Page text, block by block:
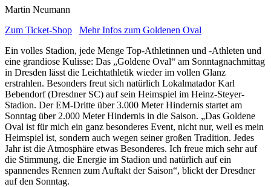
Martin Neumann
Zum Ticket-Shop
Mehr Infos zum Goldenen Oval
Ein volles Stadion, jede Menge Top-Athletinnen und -Athleten und
eine grandiose Kulisse: Das „Goldene Oval“ am Sonntagnachmittag
in Dresden lässt die Leichtathletik wieder im vollen Glanz
erstrahlen. Besonders freut sich natürlich Lokalmatador Karl
Bebendorf (Dresdner SC) auf sein Heimspiel im Heinz-Steyer-
Stadion. Der EM-Dritte über 3.000 Meter Hindernis startet am
Sonntag über 2.000 Meter Hindernis in die Saison. „Das Goldene
Oval ist für mich ein ganz besonderes Event, nicht nur, weil es mein
Heimspiel ist, sondern auch wegen seiner großen Tradition. Jedes
Jahr ist die Atmosphäre etwas Besonderes. Ich freue mich sehr auf
die Stimmung, die Energie im Stadion und natürlich auf ein
spannendes Rennen zum Auftakt der Saison“, blickt der Dresdner
auf den Sonntag.